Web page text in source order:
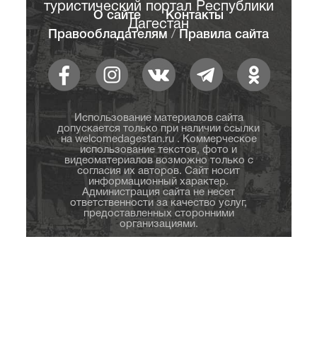
туристический портал Республики
Дагестан
О сайте
Контакты
Правообладателям / Правила сайта
Использование материалов сайта
допускается только при наличии ссылки
на welcomedagestan.ru . Коммерческое
использование текстов, фото и
видеоматериалов возможно только с
согласия их авторов. Сайт носит
информационный характер.
Администрация сайта не несет
ответственности за качество услуг,
предоставленных сторонними
организациями.